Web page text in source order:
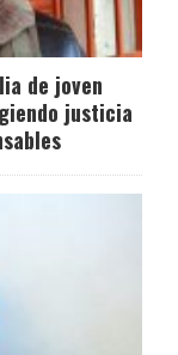
de joven
justicia